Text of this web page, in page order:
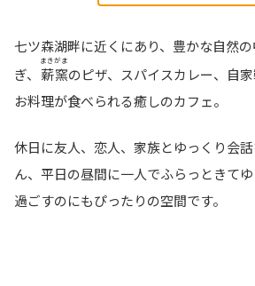
七ツ森湖畔に近くにあり、豊かな自然
ぎ、 薪窯
まきがま
のピザ、スパイスカレー、自
お料理が食べられる癒しのカフェ。
休日に友人、恋人、家族とゆっくり会
ん、平日の昼間に一人でふらっときて
過ごすのにもぴったりの空間です。